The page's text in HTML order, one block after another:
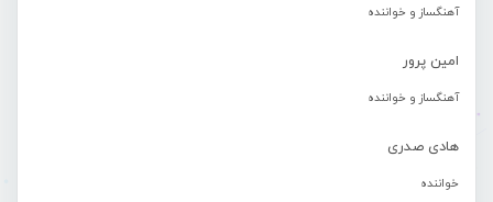
آهنگساز و خواننده
امین پرور
آهنگساز و خواننده
هادی صدری
خواننده